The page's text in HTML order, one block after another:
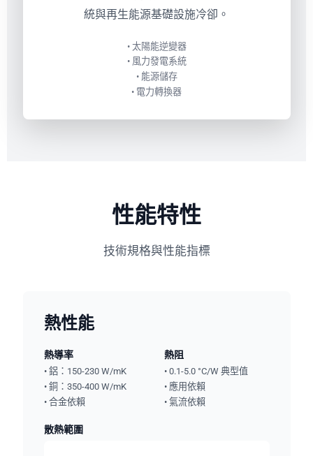
統與再生能源基礎設施冷卻。
• 太陽能逆變器
• 風力發電系統
• 能源儲存
• 電力轉換器
性能特性
技術規格與性能指標
熱性能
熱導率
• 鋁：150-230 W/mK
• 銅：350-400 W/mK
• 合金依賴
熱阻
• 0.1-5.0 °C/W 典型值
• 應用依賴
• 氣流依賴
散熱範圍